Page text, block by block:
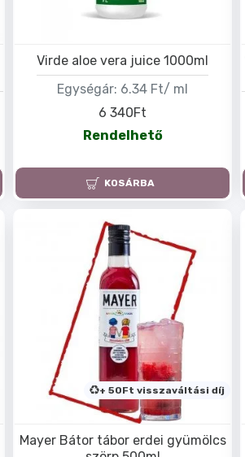
Egységár: 6.34 Ft/ ml
Virde aloe vera juice 1000ml
6 340Ft
Rendelhető
KOSÁRBA
+ 50Ft visszaváltási díj
Mayer Bátor tábor erdei gyümölcs